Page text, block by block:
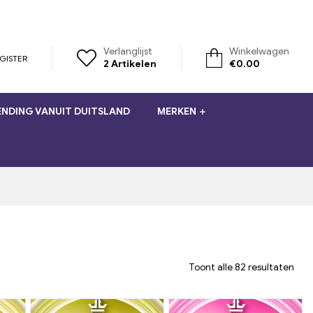
Verlanglijst
2 Artikelen
Winkelwagen
€0.00
VANUIT DUITSLAND MERKEN
Toont alle 82 resultaten